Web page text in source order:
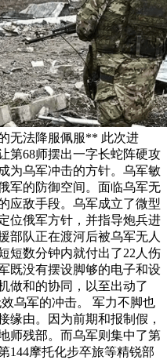
无法降服佩服** 此次进
第68师摆出一字长蛇阵硬攻
为乌军冲击的方针。乌军敏
军的防御空间。面临乌军无
应敌手段。乌军成立了微型
位俄军方针，并指导炮兵进
部队正在渡河后被乌军无人
短数分钟内就付出了22人伤
既没有摆设脚够的电子和设
做和的协同，以至出动了
乌军的冲击。 军力不脚也
缘由。因为前期和报制假，
师残部。而乌军则集中了第
144摩托化步卒旅等精锐部